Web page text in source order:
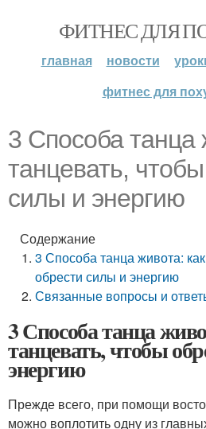
ФИТНЕС ДЛЯ
главная новости
фитнес для
3 Способа танца
танцевать,
силы и энергию
Содержание
3 Способа танца живота:
обрести силы и энергию
Связанные вопросы и
3 Способа танца
танцевать, чтобы
энергию
Прежде всего, при помощи
можно воплотить одну из